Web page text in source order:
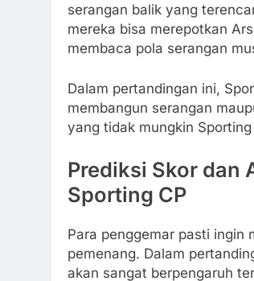
serangan balik yang
mereka bisa merepotkan
membaca pola serangan
Dalam pertandingan ini,
membangun serangan
yang tidak mungkin
Prediksi Skor dan
Sporting CP
Para penggemar pasti ingin
pemenang. Dalam
akan sangat berpengaruh